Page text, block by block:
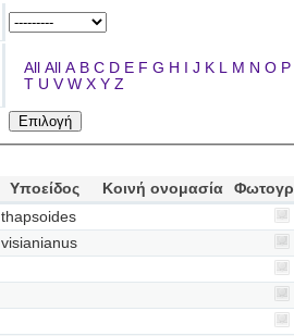
All All A B C D E F G H I J K L M N O P
T U V W X Y Z
Υποείδος Κοινή ονομασία
thapsoides
visianianus